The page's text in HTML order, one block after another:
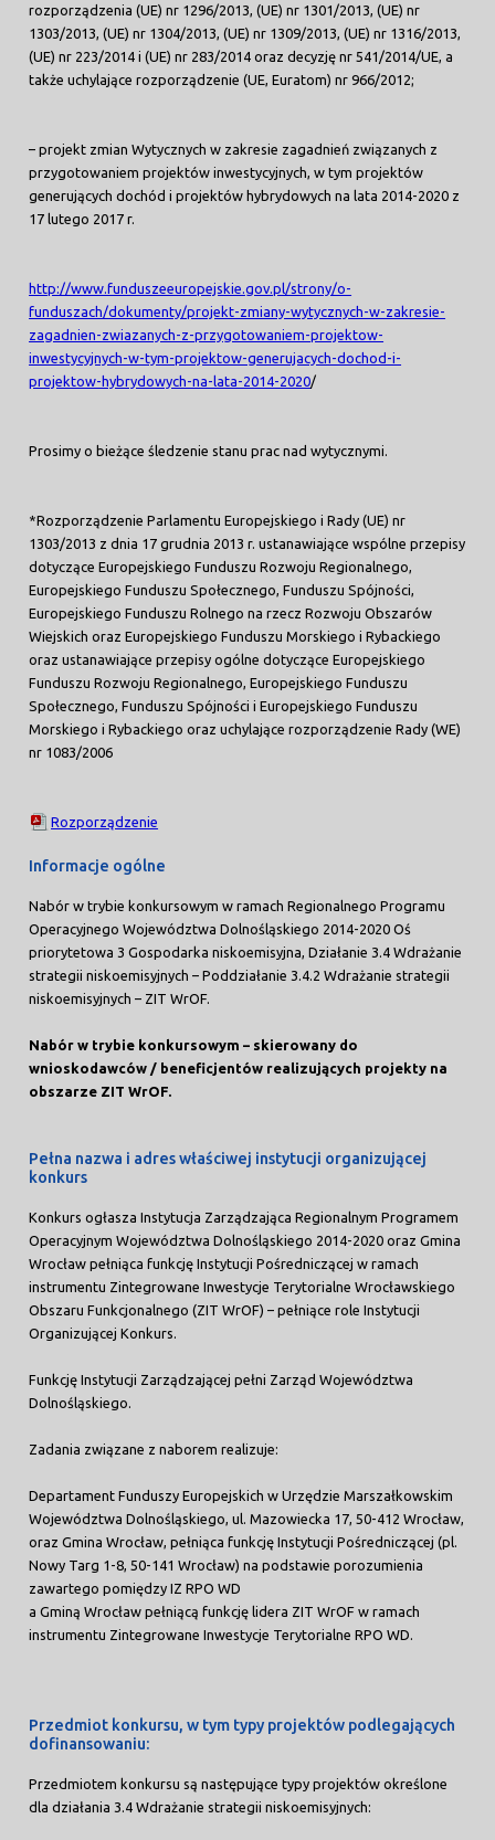
rozporządzenia (UE) nr 1296/2013, (UE) nr 1301/2013, (UE) nr
1303/2013, (UE) nr 1304/2013, (UE) nr 1309/2013, (UE) nr 1316/2013,
(UE) nr 223/2014 i (UE) nr 283/2014 oraz decyzję nr 541/2014/UE, a
także uchylające rozporządzenie (UE, Euratom) nr 966/2012;
– projekt zmian Wytycznych w zakresie zagadnień związanych z
przygotowaniem projektów inwestycyjnych, w tym projektów
generujących dochód i projektów hybrydowych na lata 2014-2020 z
17 lutego 2017 r.
http://www.funduszeeuropejskie.gov.pl/strony/o-
funduszach/dokumenty/projekt-zmiany-wytycznych-w-zakresie-
zagadnien-zwiazanych-z-przygotowaniem-projektow-
inwestycyjnych-w-tym-projektow-generujacych-dochod-i-
projektow-hybrydowych-na-lata-2014-2020/
Prosimy o bieżące śledzenie stanu prac nad wytycznymi.
*Rozporządzenie Parlamentu Europejskiego i Rady (UE) nr
1303/2013 z dnia 17 grudnia 2013 r. ustanawiające wspólne przepisy
dotyczące Europejskiego Funduszu Rozwoju Regionalnego,
Europejskiego Funduszu Społecznego, Funduszu Spójności,
Europejskiego Funduszu Rolnego na rzecz Rozwoju Obszarów
Wiejskich oraz Europejskiego Funduszu Morskiego i Rybackiego
oraz ustanawiające przepisy ogólne dotyczące Europejskiego
Funduszu Rozwoju Regionalnego, Europejskiego Funduszu
Społecznego, Funduszu Spójności i Europejskiego Funduszu
Morskiego i Rybackiego oraz uchylające rozporządzenie Rady (WE)
nr 1083/2006
Rozporządzenie
Informacje ogólne
Nabór w trybie konkursowym w ramach Regionalnego Programu
Operacyjnego Województwa Dolnośląskiego 2014-2020 Oś
priorytetowa 3 Gospodarka niskoemisyjna, Działanie 3.4 Wdrażanie
strategii niskoemisyjnych – Poddziałanie 3.4.2 Wdrażanie strategii
niskoemisyjnych – ZIT WrOF.
Nabór w trybie konkursowym – skierowany do
wnioskodawców / beneficjentów realizujących projekty na
obszarze ZIT WrOF.
Pełna nazwa i adres właściwej instytucji organizującej
konkurs
Konkurs ogłasza Instytucja Zarządzająca Regionalnym Programem
Operacyjnym Województwa Dolnośląskiego 2014-2020 oraz Gmina
Wrocław pełniąca funkcję Instytucji Pośredniczącej w ramach
instrumentu Zintegrowane Inwestycje Terytorialne Wrocławskiego
Obszaru Funkcjonalnego (ZIT WrOF) – pełniące role Instytucji
Organizującej Konkurs.
Funkcję Instytucji Zarządzającej pełni Zarząd Województwa
Dolnośląskiego.
Zadania związane z naborem realizuje:
Departament Funduszy Europejskich w Urzędzie Marszałkowskim
Województwa Dolnośląskiego, ul. Mazowiecka 17, 50-412 Wrocław,
oraz Gmina Wrocław, pełniąca funkcję Instytucji Pośredniczącej (pl.
Nowy Targ 1-8, 50-141 Wrocław) na podstawie porozumienia
zawartego pomiędzy IZ RPO WD
a Gminą Wrocław pełniącą funkcję lidera ZIT WrOF w ramach
instrumentu Zintegrowane Inwestycje Terytorialne RPO WD.
Przedmiot konkursu, w tym typy projektów podlegających
dofinansowaniu:
Przedmiotem konkursu są następujące typy projektów określone
dla działania 3.4 Wdrażanie strategii niskoemisyjnych: